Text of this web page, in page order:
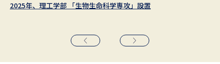
2025年、理工学部 「生物生命科学専攻」設置
ヒューマン・データサイエンス学科 2026年4月開設
2027年4月、広島県の大学で初の農学部を設置！（仮称・設置構
地域が変わる。日本が変わる。世界が変わる。北海道から変えて
デジタル学をインストールしよう。あらゆる分野・業界で活用で
2025年４月 ウェルビーイング学部が誕生しました。